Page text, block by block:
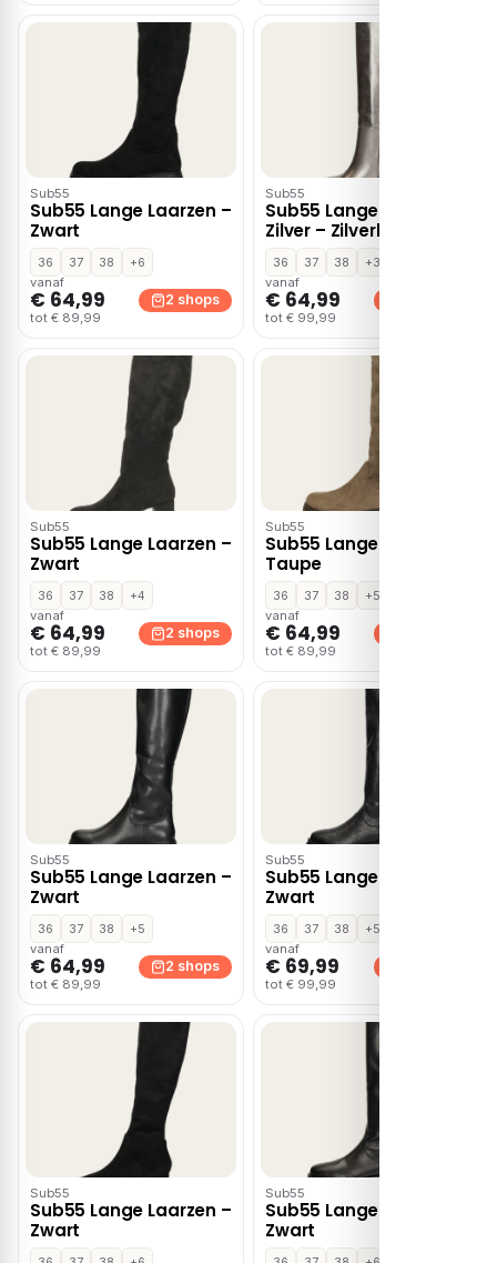
Sub55
Sub55 Lange Laarzen –
Zwart
36 37 38
+6
vanaf
€ 64,99
tot € 89,99
2 shops
Sub55
Sub55 Lange Laarzen
Zilver – Zilverkleur
36 37 38
+3
vanaf
€ 64,99
tot € 99,99
Sub55
Sub55 Lange Laarzen –
Zwart
36 37 38
+4
vanaf
€ 64,99
tot € 89,99
2 shops
Sub55
Sub55 Lange Laarzen –
Taupe
36 37 38
+5
vanaf
€ 64,99
tot € 89,99
Sub55
Sub55 Lange Laarzen –
Zwart
36 37 38
+5
vanaf
€ 64,99
tot € 89,99
2 shops
Sub55
Sub55 Lange Laarzen –
Zwart
36 37 38
+5
vanaf
€ 69,99
tot € 99,99
Sub55
Sub55 Lange Laarzen –
Zwart
Sub55
Sub55 Lange Laarzen –
Zwart